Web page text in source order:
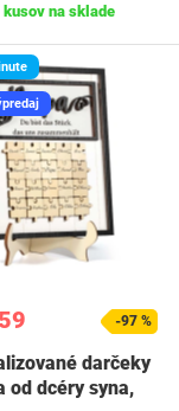
kusov na sklade
-97 %
darčeky
od dcéry syna,